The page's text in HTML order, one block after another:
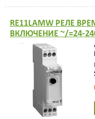
RE11LAMW РЕЛЕ
ВКЛЮЧЕНИЕ ~/=24-